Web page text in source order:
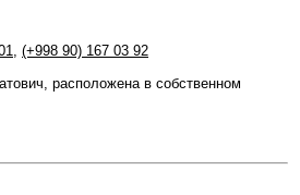
, (+998 90) 167 03 92
расположена в собственном